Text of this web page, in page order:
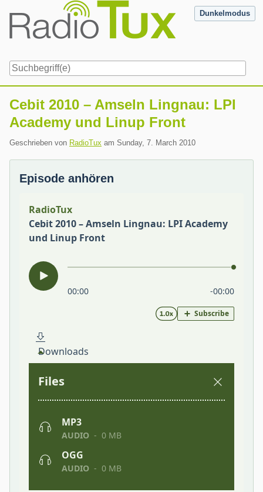
content
Dunkelmodus
Cebit 2010 – Amseln Lingnau: LPI
Academy und Linup Front
Geschrieben von RadioTux am Sunday, 7. March 2010
Episode anhören